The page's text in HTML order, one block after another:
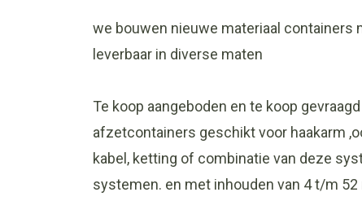
we bouwen nieuwe materiaal containers
leverbaar in diverse maten
Te koop aangeboden en te koop
afzetcontainers geschikt voor haakarm
kabel, ketting of combinatie van deze
systemen. en met inhouden van 4 t/m